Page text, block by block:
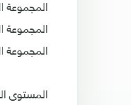
المجموعة
المجموعة
المجموعة
المستوى